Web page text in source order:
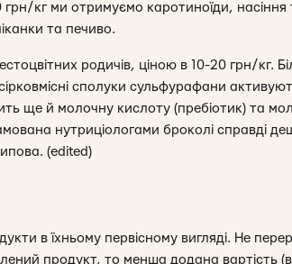
грн/кг ми отримуємо каротиноїди, насіння
та печиво.
родичів, ціною в 10-20 грн/кг.
сполуки сульфурафани
ще й молочну кислоту (пребіотик) та
нутриціологами броколі справді
(edited)
в їхньому первісному вигляді. Не
продукт, то менша додана вартість